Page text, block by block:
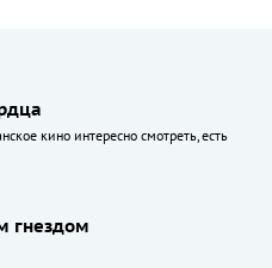
кино интересно смотреть, есть
гнездом